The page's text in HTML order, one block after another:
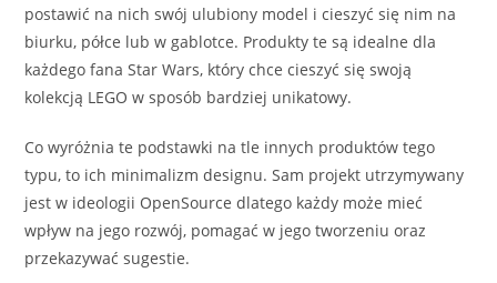
postawić na nich swój ulubiony model i cieszyć się nim na
biurku, półce lub w gablotce. Produkty te są idealne dla
każdego fana Star Wars, który chce cieszyć się swoją
kolekcją LEGO w sposób bardziej unikatowy.
Co wyróżnia te podstawki na tle innych produktów tego
typu, to ich minimalizm designu. Sam projekt utrzymywany
jest w ideologii OpenSource dlatego każdy może mieć
wpływ na jego rozwój, pomagać w jego tworzeniu oraz
przekazywać sugestie.